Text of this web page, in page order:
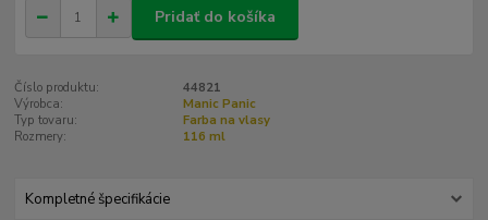
Pridať do košíka
Číslo produktu:
44821
Výrobca:
Manic Panic
Typ tovaru:
Farba na vlasy
Rozmery:
116 ml
Kompletné špecifikácie